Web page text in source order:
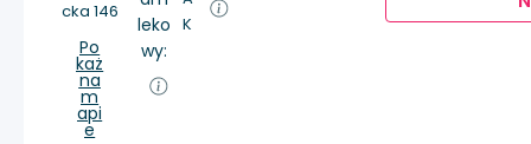
cka 146
Po
każ
na
m
api
e
leko
wy:
K